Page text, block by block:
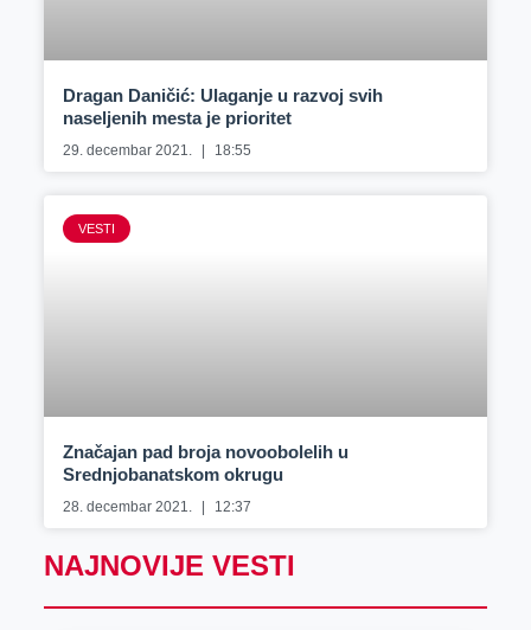
Dragan Daničić: Ulaganje u razvoj svih
naseljenih mesta je prioritet
29. decembar 2021. 18:55
VESTI
Značajan pad broja novoobolelih u
Srednjobanatskom okrugu
28. decembar 2021. 12:37
NAJNOVIJE VESTI